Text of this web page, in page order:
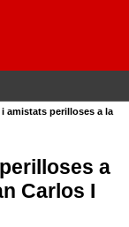
amistats perilloses a la
a
Carlos I